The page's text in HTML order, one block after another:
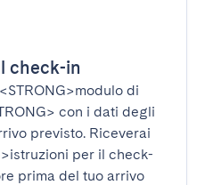
check-in
<STRONG>modulo di
con i dati degli
previsto. Riceverai
per il check-
prima del tuo arrivo